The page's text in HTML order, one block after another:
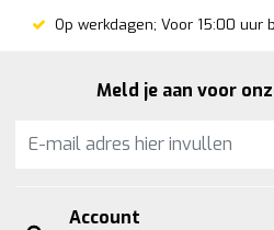
Op werkdagen; Voor 15:00
Meld je aan voor
Account